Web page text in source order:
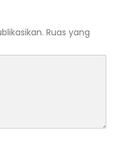
Ruas yang